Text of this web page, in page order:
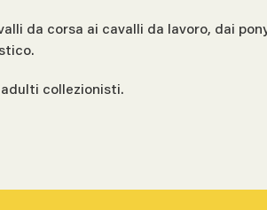
da corsa ai cavalli da lavoro, dai
collezionisti.